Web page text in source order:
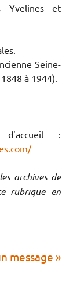
Yvelines et
Seine-
à 1944).
:
archives de
rubrique en
message »